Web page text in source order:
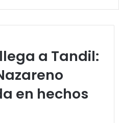
a Tandil:
en hechos